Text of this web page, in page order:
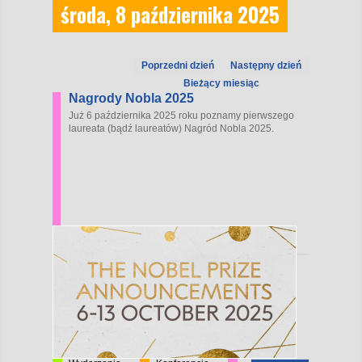
środa, 8 października 2025
Poprzedni dzień
Następny dzień
Bieżący miesiąc
Nagrody Nobla 2025
Już 6 października 2025 roku poznamy pierwszego
laureata (bądź laureatów) Nagród Nobla 2025.